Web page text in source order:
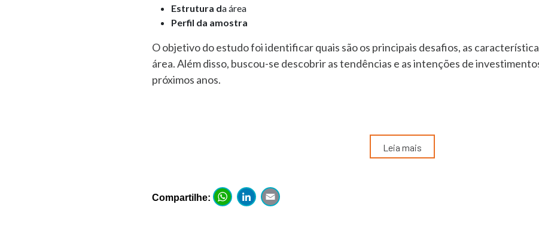
Estrutura da área
Perfil da amostra
O objetivo do estudo foi identificar quais são os principais desafios, as
área. Além disso, buscou-se descobrir as tendências e as intenções de
próximos anos.
Leia mais
Compartilhe: WhatsApp
LinkedIn